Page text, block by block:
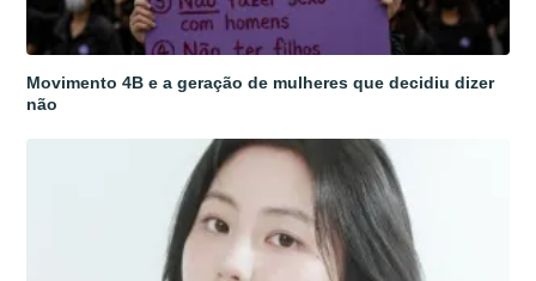
Movimento 4B e a geração de mulheres que decidiu dizer
não